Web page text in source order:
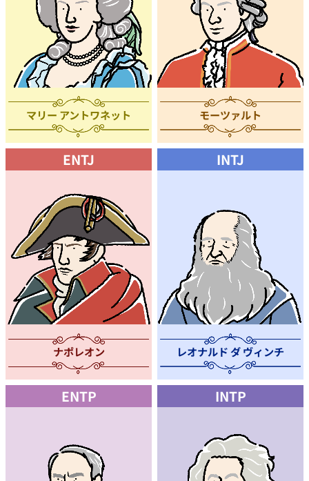
マリー アントワネット モーツァルト
ENTJ
ナポレオン
INTJ
レオナルド ダ ヴィンチ
ENTP INTP